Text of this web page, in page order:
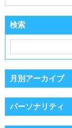
検索
月別アーカイブ
パーソナリティ